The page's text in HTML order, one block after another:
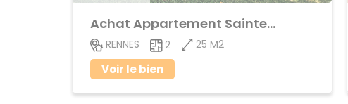
Achat Appartement Sainte-Thérèse
RENNES 2 25 M2
Voir le bien